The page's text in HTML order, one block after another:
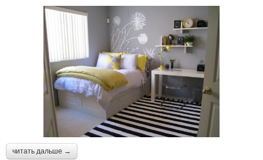
читать дальше →